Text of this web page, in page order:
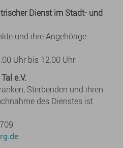
Dienst im Stadt- und
und ihre Angehörige
Uhr bis 12:00 Uhr
e.V.
Sterbenden und ihren
des Dienstes ist